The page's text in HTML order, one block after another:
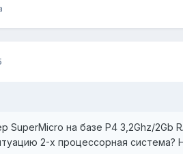
на базе P4 3,2Ghz/2Gb
2-х процессорная система?